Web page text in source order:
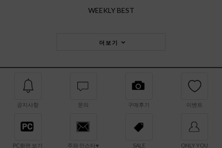
WEEKLY BEST
더보기
공지사항 문의 구매후기 이벤트
PC화면 보기 주와 인스타♥ SALE ONLY YOU